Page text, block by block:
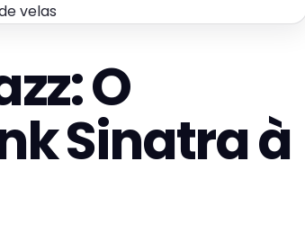
velas
O
Sinatra à